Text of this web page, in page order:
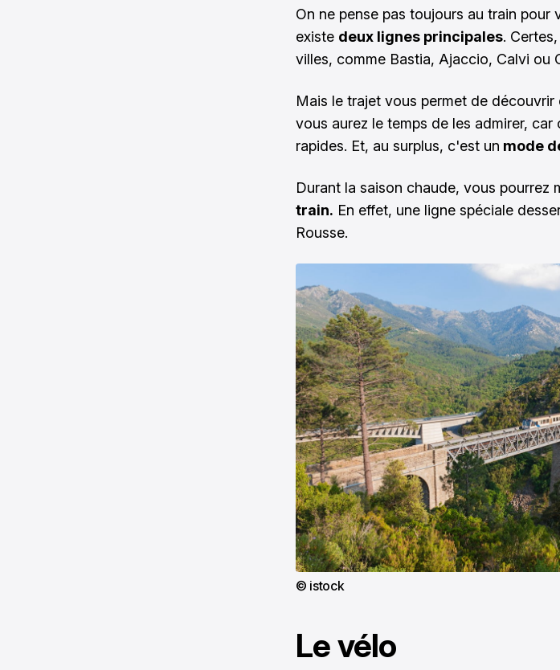
On ne pense pas toujours au train pour
existe deux lignes principales.
villes, comme Bastia, Ajaccio, Calvi ou
Mais le trajet vous permet de découvrir
vous aurez le temps de les admirer, car
rapides. Et, au surplus, c'est un mode
Durant la saison chaude, vous pourrez
train. En effet, une ligne spéciale
Rousse.
© istock
Le vélo